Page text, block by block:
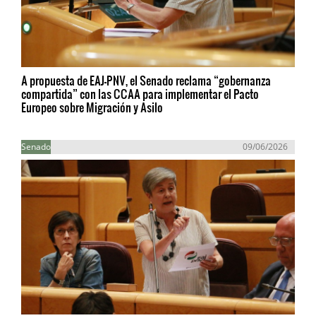
A propuesta de EAJ-PNV, el Senado reclama “gobernanza
compartida” con las CCAA para implementar el Pacto
Europeo sobre Migración y Asilo
Senado 09/06/2026